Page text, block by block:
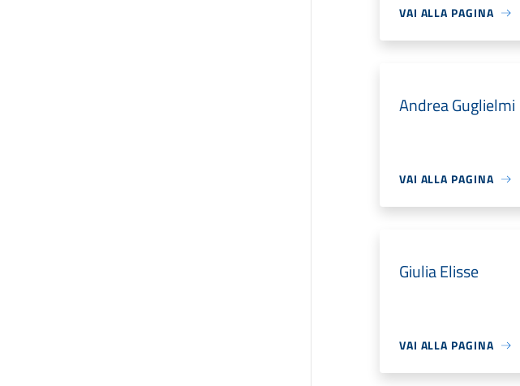
VAI ALLA PAGINA
Andrea Guglielmi
VAI ALLA PAGINA
Giulia Elisse
VAI ALLA PAGINA